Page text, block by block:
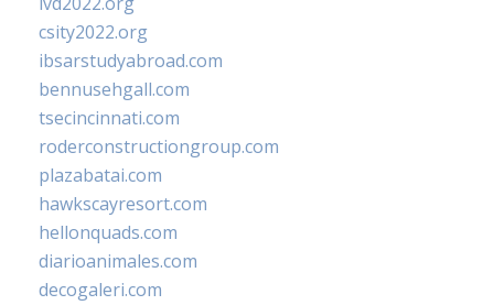
csity2022.org
ibsarstudyabroad.com
bennusehgall.com
tsecincinnati.com
roderconstructiongroup.com
plazabatai.com
hawkscayresort.com
hellonquads.com
diarioanimales.com
decogaleri.com